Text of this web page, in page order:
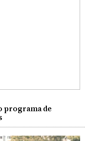
programa de